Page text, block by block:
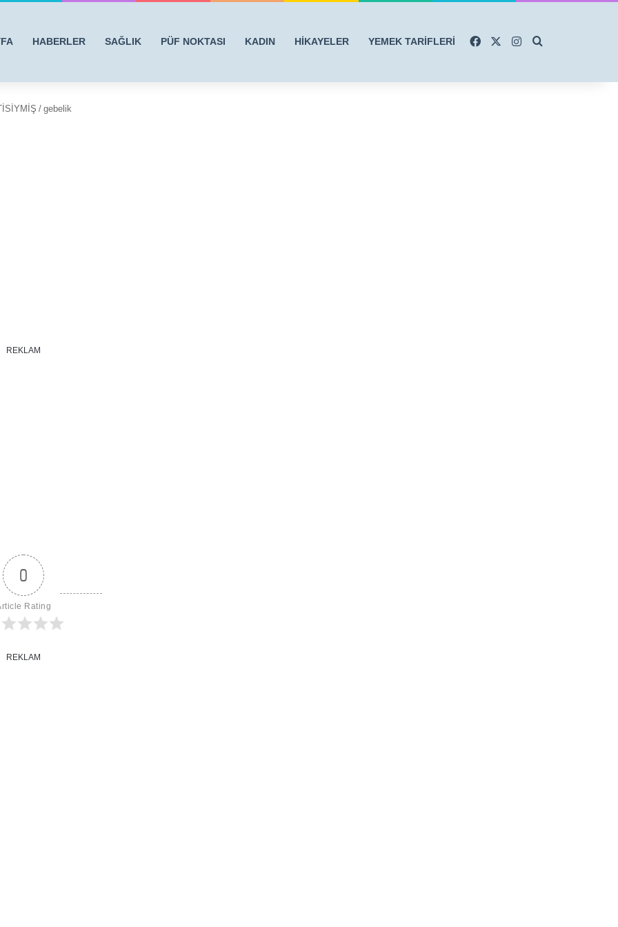
HABERLER SAĞLIK PÜF NOKTASI KADIN HİKAYELER YEMEK TARİFLERİ FacebookInstagram
/ gebelik
REKLAM
0
Rating
REKLAM